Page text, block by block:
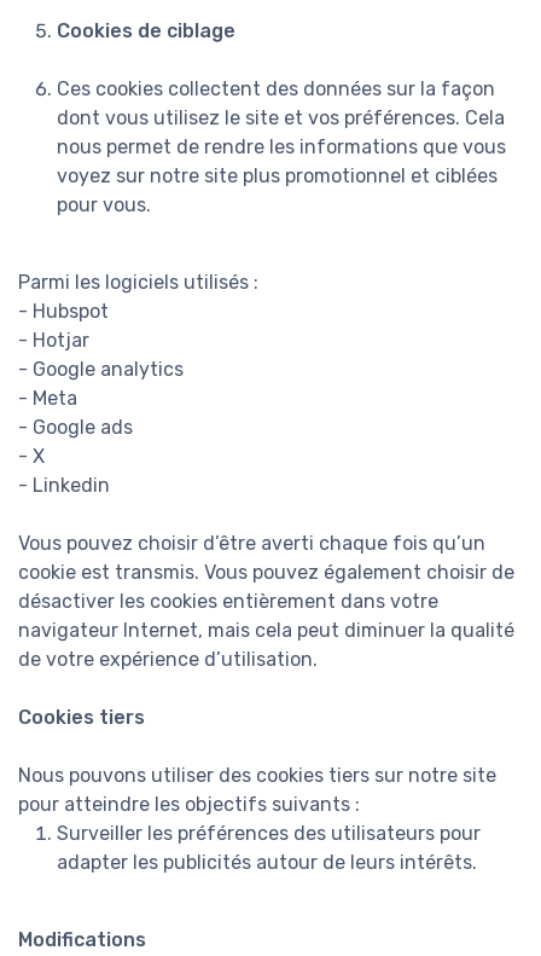
Cookies de ciblage
Ces cookies collectent des données sur la façon
dont vous utilisez le site et vos préférences. Cela
nous permet de rendre les informations que vous
voyez sur notre site plus promotionnel et ciblées
pour vous.
Parmi les logiciels utilisés :
- Hubspot
- Hotjar
- Google analytics
- Meta
- Google ads
- X
- Linkedin
Vous pouvez choisir d’être averti chaque fois qu’un
cookie est transmis. Vous pouvez également choisir de
désactiver les cookies entièrement dans votre
navigateur Internet, mais cela peut diminuer la qualité
de votre expérience d’utilisation.
Cookies tiers
Nous pouvons utiliser des cookies tiers sur notre site
pour atteindre les objectifs suivants :
Surveiller les préférences des utilisateurs pour
adapter les publicités autour de leurs intérêts.
Modifications